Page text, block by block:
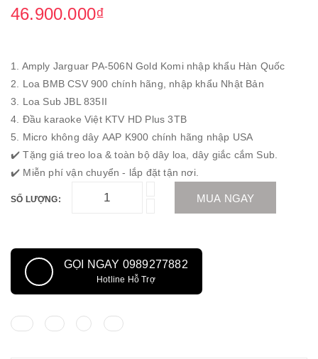
46.900.000₫
1. Amply Jarguar PA-506N Gold Komi nhập khẩu Hàn Quốc
2. Loa BMB CSV 900 chính hãng, nhập khẩu Nhật Bản
3. Loa Sub JBL 835II
4. Đầu karaoke Việt KTV HD Plus 3TB
5. Micro không dây AAP K900 chính hãng nhập USA
✔️ Tặng giá treo loa & toàn bộ dây loa, dây giắc cắm Sub.
✔️ Miễn phí vận chuyển - lắp đặt tận nơi.
SỐ LƯỢNG: MUA NGAY
GỌI NGAY 0989277882
Hotline Hỗ Trợ